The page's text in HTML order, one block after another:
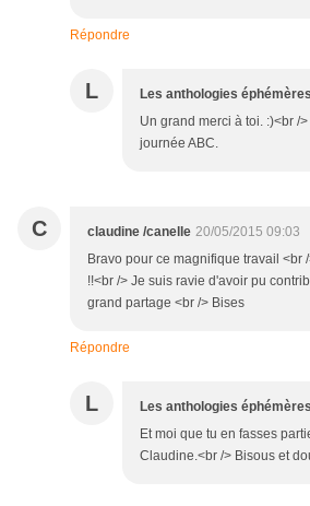
Répondre
L Les anthologies éphémères
Un grand merci à toi. :)<br /
journée ABC.
C claudine /canelle 20/05/2015 09:03
Bravo pour ce magnifique travail <br
!!<br /> Je suis ravie d'avoir pu
grand partage <br /> Bises
Répondre
L Les anthologies éphémères
Et moi que tu en fasses
Claudine.<br /> Bisous et